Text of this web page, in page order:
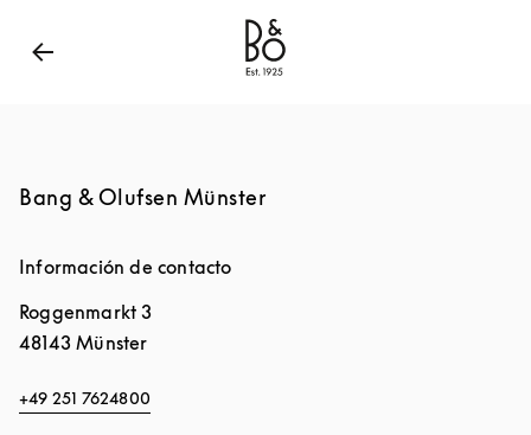
Bang & Olufsen - Exist to create
Bang & Olufsen Münster
Información de contacto
Roggenmarkt 3
48143 Münster
+49 251 7624800